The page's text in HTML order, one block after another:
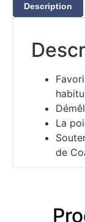
Description
La
de